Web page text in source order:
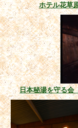
ホテル花草
日本秘湯を守る